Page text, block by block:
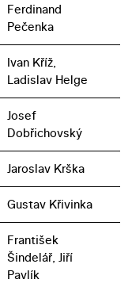
Ferdinand
Pečenka
Ivan Kříž,
Ladislav Helge
Josef
Dobřichovský
Jaroslav Krška
Gustav Křivinka
František
Šindelář, Jiří
Pavlík